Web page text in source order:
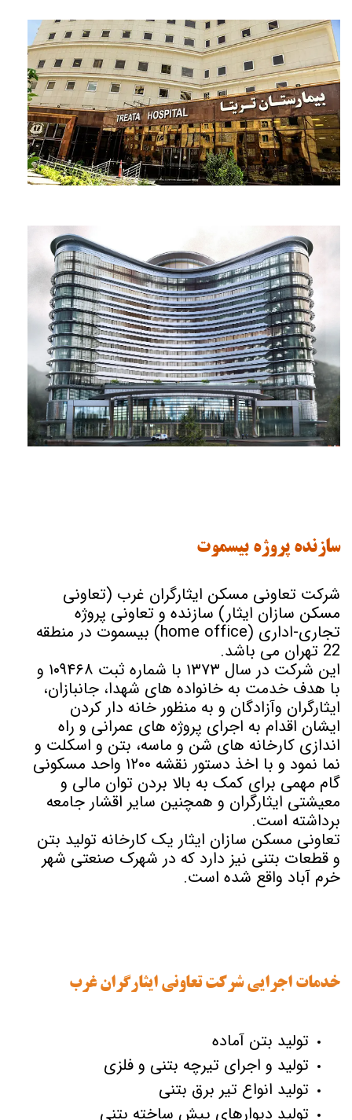
سازنده پروژه بیسموت
شرکت تعاونی مسکن ایثارگران غرب (تعاونی
مسکن سازان ایثار) سازنده و تعاونی پروژه
تجاری-اداری (home office) بیسموت در منطقه
22 تهران می باشد.
این شرکت در سال ۱۳۷۳ با شماره ثبت ۱۰۹۴۶۸ و
با هدف خدمت به خانواده های شهدا، جانبازان،
ایثارگران وآزادگان و به منظور خانه دار کردن
ایشان اقدام به اجرای پروژه های عمرانی و راه
اندازی کارخانه های شن و ماسه، بتن و اسکلت و
نما نمود و با اخذ دستور نقشه ۱۲۰۰ واحد مسکونی
گام مهمی برای کمک به بالا بردن توان مالی و
معیشتی ایثارگران و همچنین سایر اقشار جامعه
برداشته است.
تعاونی مسکن سازان ایثار یک کارخانه تولید بتن
و قطعات بتنی نیز دارد که در شهرک صنعتی شهر
خرم آباد واقع شده است.
خدمات اجرایی شرکت تعاونی ایثارگران غرب
تولید بتن آماده
تولید و اجرای تیرچه بتنی و فلزی
تولید انواع تیر برق بتنی
تولید دیوارهای پیش ساخته بتنی